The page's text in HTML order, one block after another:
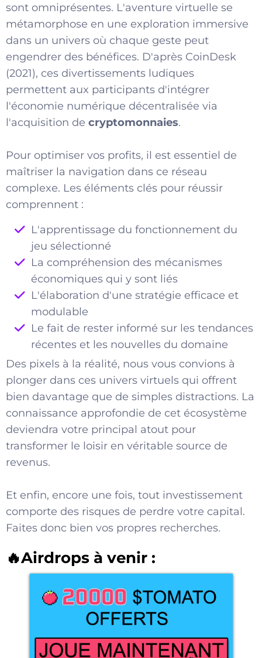
sont omniprésentes. L'aventure virtuelle se
métamorphose en une exploration immersive
dans un univers où chaque geste peut
engendrer des bénéfices. D'après CoinDesk
(2021), ces divertissements ludiques
permettent aux participants d'intégrer
l'économie numérique décentralisée via
l'acquisition de cryptomonnaies.
Pour optimiser vos profits, il est essentiel de
maîtriser la navigation dans ce réseau
complexe. Les éléments clés pour réussir
comprennent :
L'apprentissage du fonctionnement du
jeu sélectionné
La compréhension des mécanismes
économiques qui y sont liés
L'élaboration d'une stratégie efficace et
modulable
Le fait de rester informé sur les tendances
récentes et les nouvelles du domaine
Des pixels à la réalité, nous vous convions à
plonger dans ces univers virtuels qui offrent
bien davantage que de simples distractions. La
connaissance approfondie de cet écosystème
deviendra votre principal atout pour
transformer le loisir en véritable source de
revenus.
Et enfin, encore une fois, tout investissement
comporte des risques de perdre votre capital.
Faites donc bien vos propres recherches.
🔥Airdrops à venir :